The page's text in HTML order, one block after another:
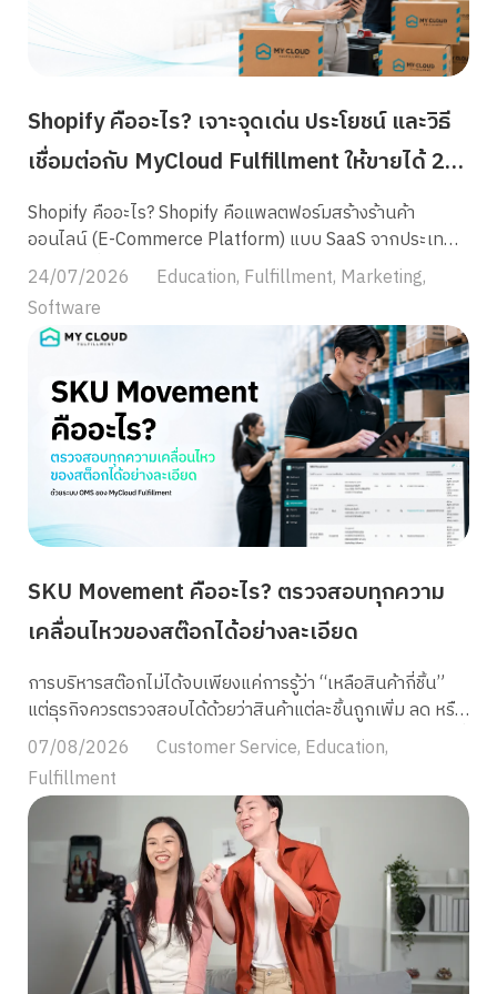
Shopify คืออะไร? เจาะจุดเด่น ประโยชน์ และวิธี
เชื่อมต่อกับ MyCloud Fulfillment ให้ขายได้ 24
ชม.
Shopify คืออะไร? Shopify คือแพลตฟอร์มสร้างร้านค้า
ออนไลน์ (E-Commerce Platform) แบบ SaaS จากประเทศ
แคนาดา ที่ช่วยให้เจ้าของธุรกิจสามารถเปิดเว็บไซต์ขายของ
ออนไลน์ของตัวเองได้ภายในไม่กี่นาที โดยไม่ต้องเขียนโค้ดหรือมี
ทีมพัฒนาเว็บไซต์เอง ผู้ใช้งานสามารถออกแบบหน้าร้าน จัดการ
สินค้า รับชำระเงิน และเชื่อมต่อระบบขนส่งได้ครบจบในที่เดียว
ปัจจุบัน Shopify กลายเป็นหนึ่งในแพลตฟอร์ม E-Commerce
ที่มีผู้ใช้งานมากที่สุดในโลก ครอบคลุมร้านค้าจากกว่า 175
ประเทศทั่วโลก และเป็นตัวเลือกยอดนิยมของแบรนด์ไทยที่
ต้องการเป็นเจ้าของ “เว็บไซต์แบรนด์” (Brand.com) ควบคู่ไป
กับการขายบน Marketplace อย่าง Shopee, Lazada และ
TikTok Shop จุดเด่นของ Shopify มีอะไรบ้าง? Shopify ได้รับ
ความนิยมเพราะออกแบบมาให้ “ใช้งานง่ายแต่ครบเครื่อง”
ทำให้ Shopify แตกต่างจากแพลตฟอร์มอื่น ได้แก่ 1. เปิดร้าน
ได้ในไม่กี่นาที ไม่ต้องเขียนโค้ด Shopify ให้ Template หน้าร้าน
สำเร็จรูปหลายร้อยแบบ พร้อมระบบ Drag & […]
24/07/2026 Education, Fulfillment, Marketing,
Software
SKU Movement คืออะไร? ตรวจสอบทุกความ
เคลื่อนไหวของสต๊อกได้อย่างละเอียด
การบริหารสต๊อกไม่ได้จบเพียงแค่การรู้ว่า “เหลือสินค้ากี่ชิ้น”
แต่ธุรกิจควรตรวจสอบได้ด้วยว่าสินค้าแต่ละชิ้นถูกเพิ่ม ลด หรือ
เปลี่ยนสถานะจากเหตุการณ์ใด SKU Movement คือรายงานที่
บันทึกความเคลื่อนไหวของสินค้าแบบราย SKU ตั้งแต่การรับ
สินค้าเข้าคลัง การหยิบสินค้าไปแพ็ก การพักขาย การปรับยอด
ไปจนถึงการนำสินค้ากลับมาจำหน่าย ช่วยให้ร้านค้าตรวจสอบ
ที่มาที่ไปของสต๊อกและค้นหาสาเหตุของยอดคลาดเคลื่อนได้
อย่างเป็นระบบ SKU Movement คืออะไร? SKU Movement
หรือ “รายงานการเคลื่อนไหว SKU” คือรายงานประวัติการ
เปลี่ยนแปลงจำนวนและสถานะของสินค้าแต่ละ SKU ภายในคลัง
รายงานจะแสดงข้อมูลสำคัญ เช่น ข้อมูลเหล่านี้ช่วยให้ร้านค้าไม่
ได้เห็นเพียงยอดคงเหลือปัจจุบัน แต่สามารถย้อนกลับไปตรวจ
07/08/2026 Customer Service, Education,
Fulfillment